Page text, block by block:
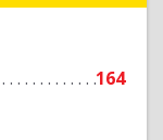
164